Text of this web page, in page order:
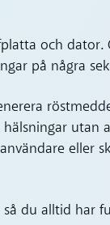
och
på några
utan
eller
du alltid har